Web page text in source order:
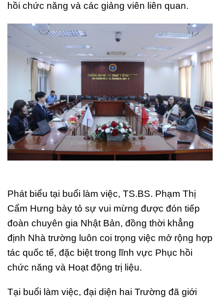
hồi chức năng và các giảng viên liên quan.
Phát biểu tại buổi làm việc, TS.BS. Phạm Thị
Cẩm Hưng bày tỏ sự vui mừng được đón tiếp
đoàn chuyên gia Nhật Bản, đồng thời khẳng
định Nhà trường luôn coi trọng việc mở rộng hợp
tác quốc tế, đặc biệt trong lĩnh vực Phục hồi
chức năng và Hoạt động trị liệu.
Tại buổi làm việc, đại diện hai Trường đã giới